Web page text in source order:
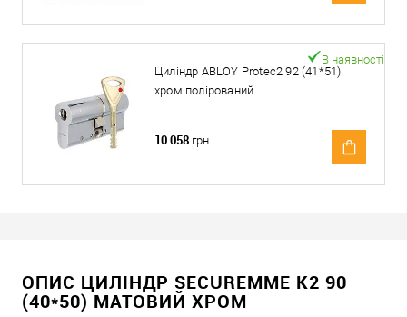
Циліндр ABLOY Protec2 92 (41*51)
хром полірований
В наявності
10 058 грн.
ОПИС ЦИЛІНДР SECUREMME K2 90
(40*50) МАТОВИЙ ХРОМ